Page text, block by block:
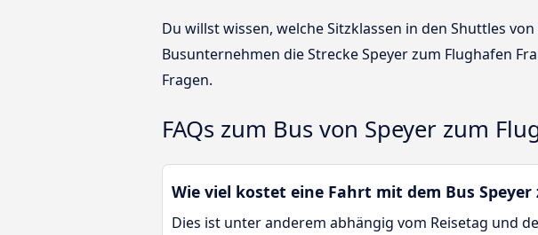
Du willst wissen, welche Sitzklassen in den Shuttles
Busunternehmen die Strecke Speyer zum Flughafen
Fragen.
FAQs zum Bus von Speyer zum
Wie viel kostet eine Fahrt mit dem Bus
Dies ist unter anderem abhängig vom Reisetag und